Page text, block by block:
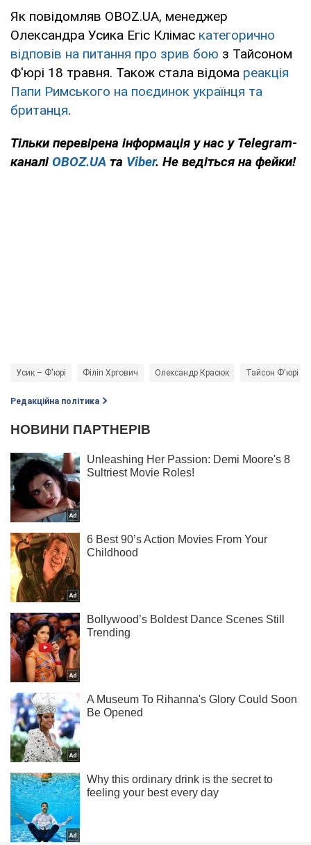
Як повідомляв OBOZ.UA, менеджер
Олександра Усика Егіс Клімас категорично
відповів на питання про зрив бою з Тайсоном
Ф'юрі 18 травня. Також стала відома реакція
Папи Римського на поєдинок українця та
британця.
Тільки перевірена інформація у нас у Telegram-
каналі OBOZ.UA та Viber. Не ведіться на фейки!
Усик – Ф'юрі Філіп Хргович Олександр Красюк Тайсон Ф'юрі
Редакційна політика